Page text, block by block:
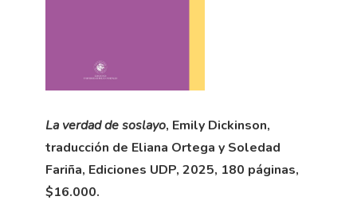
La verdad de soslayo, Emily Dickinson,
traducción de Eliana Ortega y Soledad
Fariña, Ediciones UDP, 2025, 180 páginas,
$16.000.